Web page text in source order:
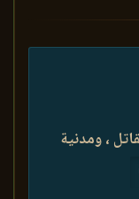
، ومدنية